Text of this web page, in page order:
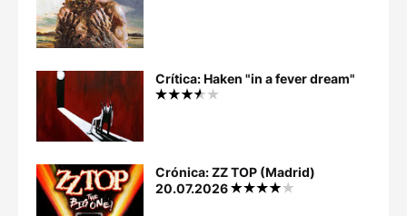
Crítica: Haken "in a fever dream"
Crónica: ZZ TOP (Madrid)
20.07.2026